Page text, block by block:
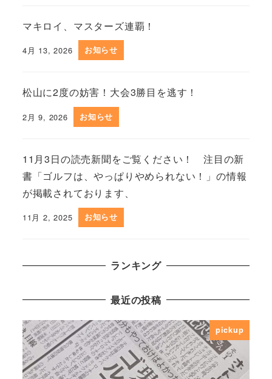
マキロイ、マスターズ連覇！
4月 13, 2026 お知らせ
松山に2度の妨害！大会3勝目を逃す！
2月 9, 2026 お知らせ
11月3日の読売新聞をご覧ください！ 注目の新
書「ゴルフは、やっぱりやめられない！」の情報
が掲載されております、
11月 2, 2025 お知らせ
ランキング
最近の投稿
pickup